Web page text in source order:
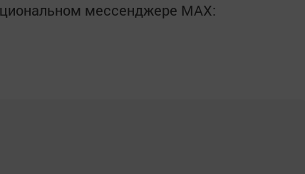
мессенджере MАХ: